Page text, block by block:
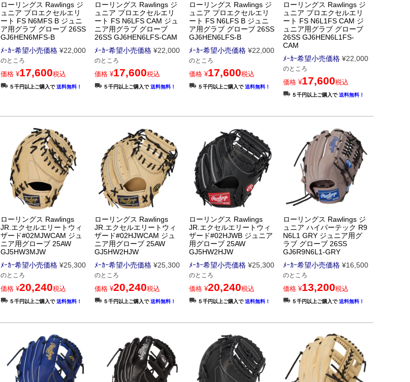
ローリングス Rawlings ジ
ュニア プロエクセルエリ
ート FS N6MFS B ジュニ
ア用グラブ グローブ 26SS
GJ6HEN6MFS-B
ﾒｰｶｰ希望小売価格 ¥22,000
のところ
価格 ¥17,600税込
５千円以上ご購入で送料無料！
ローリングス Rawlings ジ
ュニア プロエクセルエリ
ート FS N6LFS CAM ジュ
ニア用グラブ グローブ
26SS GJ6HEN6LFS-CAM
ﾒｰｶｰ希望小売価格 ¥22,000
のところ
価格 ¥17,600税込
５千円以上ご購入で送料無料！
ローリングス Rawlings ジ
ュニア プロエクセルエリ
ート FS N6LFS B ジュニ
ア用グラブ グローブ 26SS
GJ6HEN6LFS-B
ﾒｰｶｰ希望小売価格 ¥22,000
のところ
価格 ¥17,600税込
５千円以上ご購入で送料無料！
ローリングス Rawlings ジ
ュニア プロエクセルエリ
ート FS N6L1FS CAM ジ
ュニア用グラブ グローブ
26SS GJ6HEN6L1FS-
CAM
ﾒｰｶｰ希望小売価格 ¥22,000
のところ
価格 ¥17,600税込
５千円以上ご購入で送料無料！
ローリングス Rawlings
JR.エクセルエリートウィ
ザード#02MJWCAM ジュ
ニア用グローブ 25AW
GJ5HW3MJW
ﾒｰｶｰ希望小売価格 ¥25,300
のところ
価格 ¥20,240税込
５千円以上ご購入で送料無料！
ローリングス Rawlings
JR.エクセルエリートウィ
ザード#02HJWCAM ジュ
ニア用グローブ 25AW
GJ5HW2HJW
ﾒｰｶｰ希望小売価格 ¥25,300
のところ
価格 ¥20,240税込
５千円以上ご購入で送料無料！
ローリングス Rawlings
JR.エクセルエリートウィ
ザード#02HJWB ジュニア
用グローブ 25AW
GJ5HW2HJW
ﾒｰｶｰ希望小売価格 ¥25,300
のところ
価格 ¥20,240税込
５千円以上ご購入で送料無料！
ローリングス Rawlings ジ
ュニア ハイパーテック R9
N6L1 GRY ジュニア用グ
ラブ グローブ 26SS
GJ6R9N6L1-GRY
ﾒｰｶｰ希望小売価格 ¥16,500
のところ
価格 ¥13,200税込
５千円以上ご購入で送料無料！